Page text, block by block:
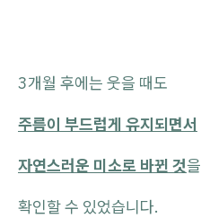
3개월 후에는 웃을 때도
주름이 부드럽게 유지되면서
자연스러운 미소로 바뀐 것을
확인할 수 있었습니다.